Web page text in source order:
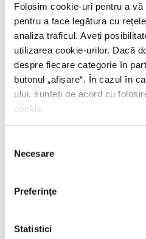
Folosim cookie-uri pentru a
pentru a face legătura cu
analiza traficul. Aveți
utilizarea cookie-urilor. Dacă
despre fiecare categorie în
butonul „ afișare“. În cazul în
ului, sunteți de acord cu
cookie.
consimțământului
Necesare
Preferinţe
Statistici
Shiva Rahbaran,